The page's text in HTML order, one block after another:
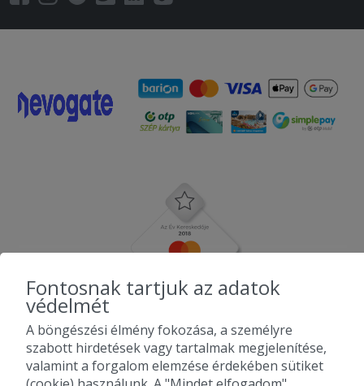
Fontosnak tartjuk az adatok
védelmét
A böngészési élmény fokozása, a személyre
szabott hirdetések vagy tartalmak megjelenítése,
valamint a forgalom elemzése érdekében sütiket